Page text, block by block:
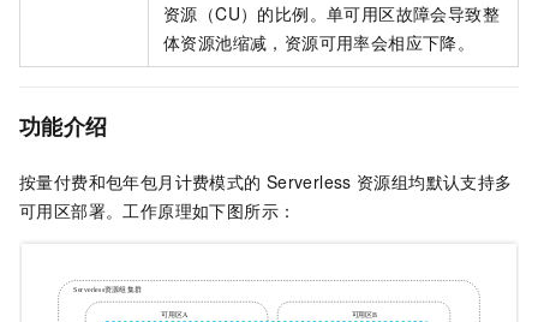
资源（CU）的比例。单可用区故障会导致整
体资源池缩减，资源可用率会相应下降。
功能介绍
按量付费和包年包月计费模式的 Serverless 资源组均默认支持多
可用区部署。工作原理如下图所示：